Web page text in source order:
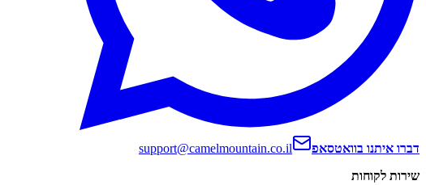
דברו איתנו בוואטסאפ
support@camelmountain.co.il
שירות לקוחות